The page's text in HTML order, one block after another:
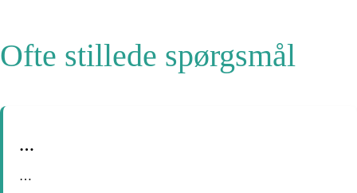
Ofte stillede spørgsmål
…
…